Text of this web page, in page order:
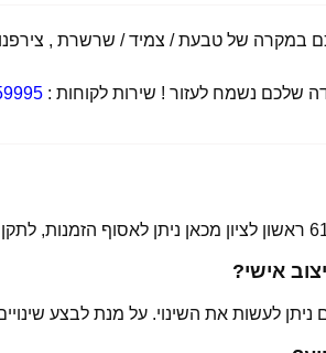
במקרה של טבעת / צמיד / שרשרת ,
שלכם נשמח לעזור ! שירות לקוחות :
אישי?
ניתן לעשות את השינוי. על מנת לבצע